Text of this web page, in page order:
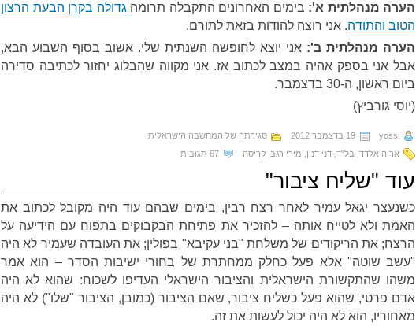
הערה מנהלתית א': בימים האחרונים התקבלה תרומה גדולה בקרן הבעת הרצון
הטוב והתודה. אני רוצה להודות בזאת לתורם.
הערה מנהלתית ב': אני יוצא לחופשה השנתית שלי. אשוב בסוף השבוע הבא,
אבל אני בספק אהיה במצב לכתוב אז. אני מקווה שהבלוג יחזור לכתיבה סדירה
ביום ראשון, ה-30 בדצמבר.
(יוסי גורביץ)
yossi 19 בדצמבר 2012
סגירתה של המחשבה הישראלית
אריה אלדד בל"ד דני דנון מירי רגב קריסה 67 תגובות
עוד "שליח ציבור"
כשנעצר יגאל עמיר לאחר רצח רבין, בימים שבהם עוד היה מקובל לכתוב את
האמת ולא לטייח אותה – להזכיר את פתיחת הבקבוקים בתפוח עם הידיעה על
הרצח; את הריקודים של משלחת "בני עקיבא" בפולין; את העובדה שעמיר לא היה
"עשב שוטה" אלא פעל כחלק ממחתרת של בחורי ישיבות הסדר – הוא אמר
משהו שהתקשורת הישראלית והציבור הישראלי העדיפו לשכוח: שהוא לא היה
אדם פרטי, שהוא פעל כשליח ציבור, שאם הציבור (כמובן, הציבור "שלו") לא היה
מאחוריו, הוא לא היה יכול לעשות את זה.